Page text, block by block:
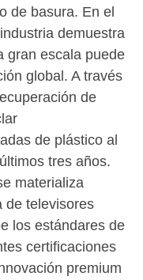
de basura. En el
demuestra
gran escala puede
global. A través
de
de plástico al
tres años.
materializa
de televisores
los estándares de
certificaciones
premium